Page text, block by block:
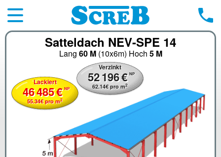
Satteldach NEV-SPE 14
Lang 60 M (10x6m) Hoch 5 M
Lackiert
46485€ NP
55.34€pro m2
Verzinkt
52196€ NP
62.14€pro m2